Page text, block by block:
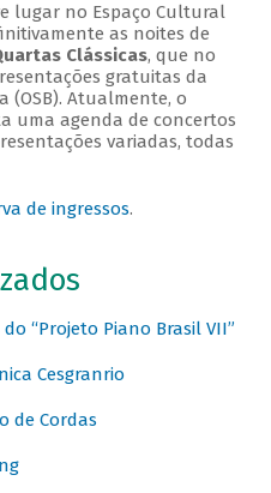
lugar no Espaço Cultural
as noites de
Clássicas, que no
gratuitas da
(OSB). Atualmente, o
uma agenda de concertos
variadas, todas
de ingressos.
“Projeto Piano Brasil VII”
Cesgranrio
de Cordas